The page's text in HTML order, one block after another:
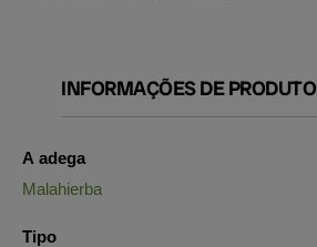
INFORMAÇÕES DE PRODUTO
A adega
Malahierba
Tipo